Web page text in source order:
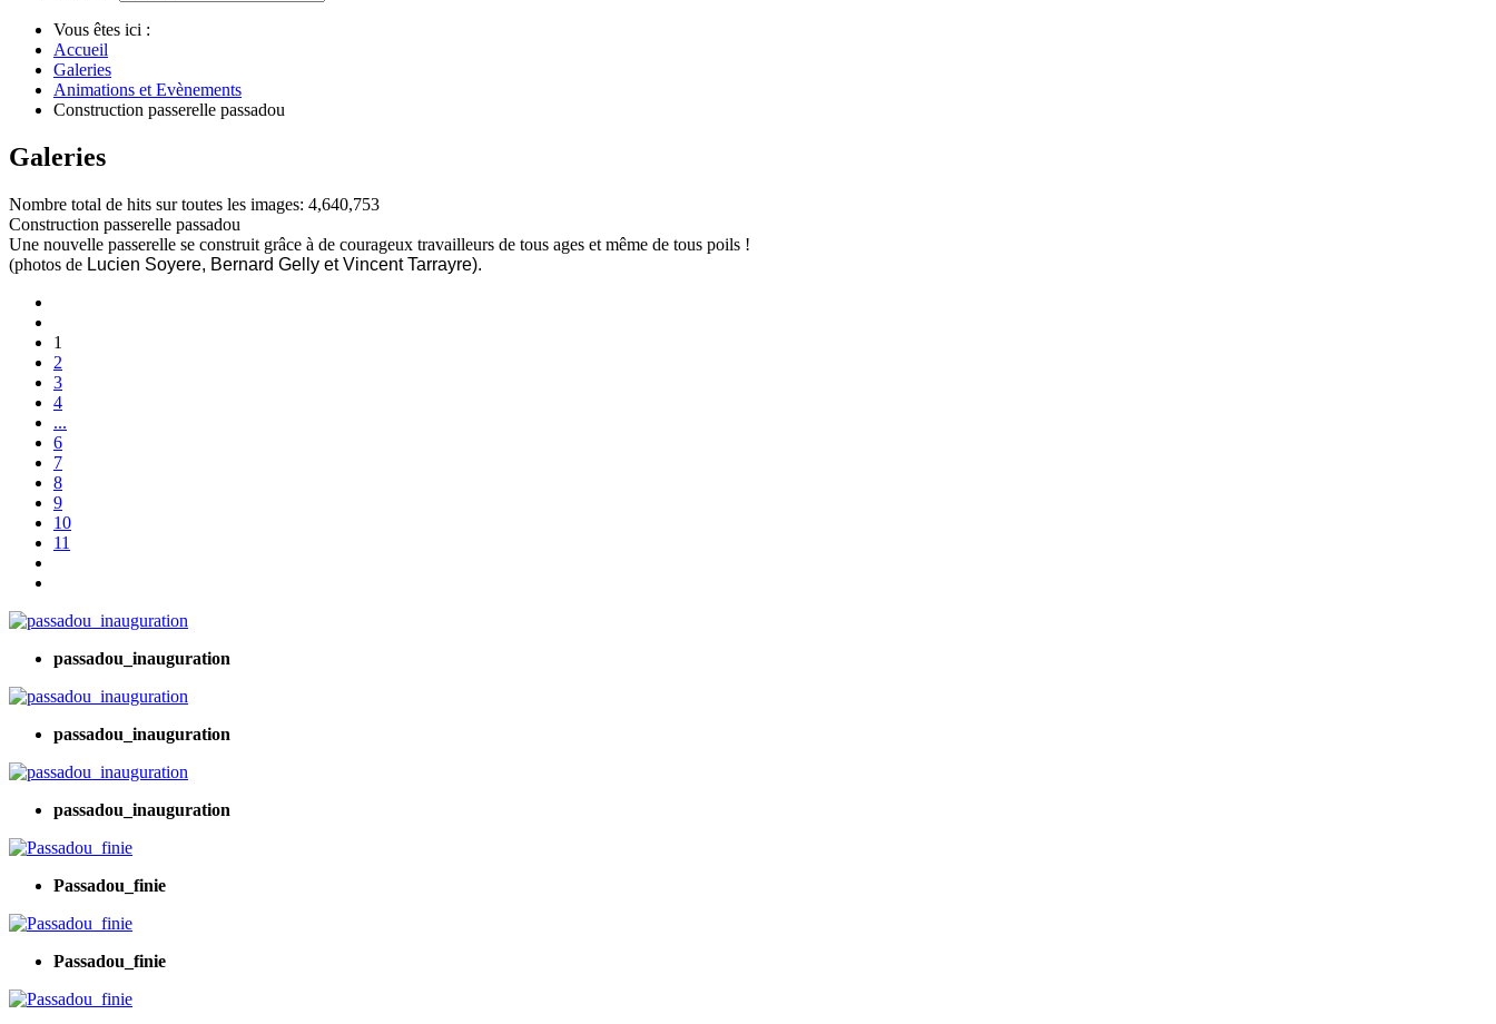
Vous êtes ici :
Accueil
Galeries
Animations et Evènements
Construction passerelle passadou
Galeries
Nombre total de hits sur toutes les images: 4,640,753
Construction passerelle passadou
Une nouvelle passerelle se construit grâce à de courageux travailleurs de tous ages et même de tous poils !
(photos de Lucien Soyere, Bernard Gelly et Vincent Tarrayre).
1
2
3
4
...
6
7
8
9
10
11
passadou_inauguration
passadou_inauguration
passadou_inauguration
Passadou_finie
Passadou_finie